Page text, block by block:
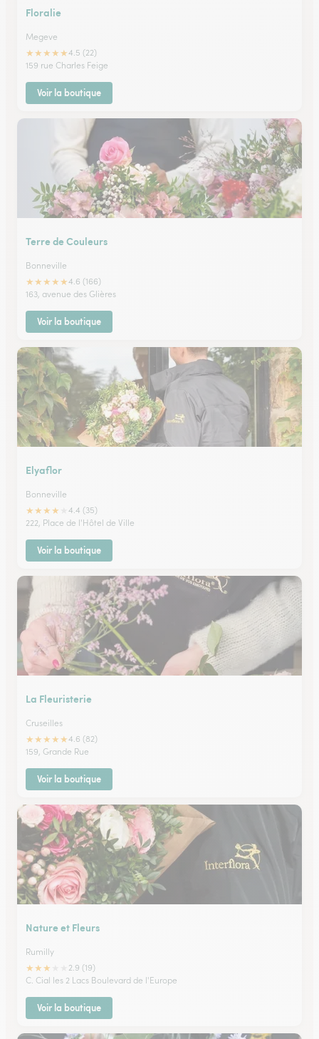
Floralie
Megeve
★★★★★4.5 (22)
159 rue Charles Feige
Voir la boutique
Terre de Couleurs
Bonneville
★★★★★4.6 (166)
163, avenue des Glières
Voir la boutique
Elyaflor
Bonneville
★★★★
4.4 (35)
222, Place de l'Hôtel de Ville
Voir la boutique
La Fleuristerie
Cruseilles
★★★★★4.6 (82)
159, Grande Rue
Voir la boutique
Nature et Fleurs
Rumilly
★★★
2.9 (19)
C. Cial les 2 Lacs Boulevard de l'Europe
Voir la boutique